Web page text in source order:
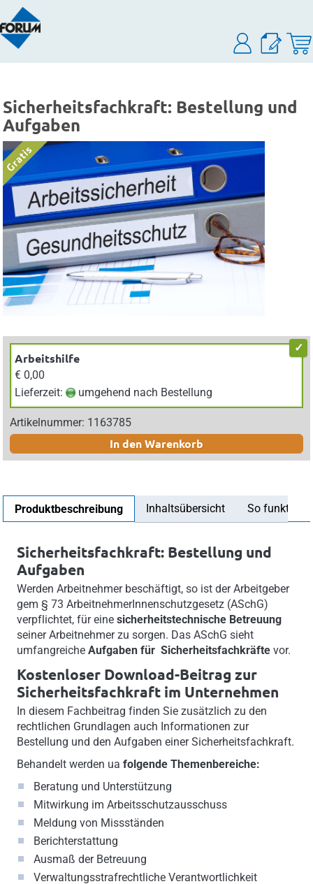
Sicherheitsfachkraft: Bestellung und
Aufgaben
Arbeitshilfe
€ 0,00
Lieferzeit:
umgehend nach Bestellung
Artikelnummer: 1163785
In den Warenkorb
Produktbeschreibung Inhaltsübersicht So
Sicherheitsfachkraft: Bestellung und
Aufgaben
Werden Arbeitnehmer beschäftigt, so ist der Arbeitgeber
gem § 73 ArbeitnehmerInnenschutzgesetz (ASchG)
verpflichtet, für eine sicherheitstechnische Betreuung
seiner Arbeitnehmer zu sorgen. Das ASchG sieht
umfangreiche Aufgaben für Sicherheitsfachkräftevor.
Kostenloser Download-Beitrag zur
Sicherheitsfachkraft im Unternehmen
In diesem Fachbeitrag finden Sie zusätzlich zu den
rechtlichen Grundlagen auch Informationen zur
Bestellung und den Aufgaben einer Sicherheitsfachkraft.
Behandelt werden ua folgende Themenbereiche:
Beratung und Unterstützung
Mitwirkung im Arbeitsschutzausschuss
Meldung von Missständen
Berichterstattung
Ausmaß der Betreuung
Verwaltungsstrafrechtliche Verantwortlichkeit